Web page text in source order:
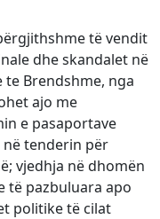
të vendit
dhe skandalet në
Brendshme, nga
ajo me
e pasaportave
tenderin për
vjedhja në dhomën
të pazbuluara apo
politike të cilat